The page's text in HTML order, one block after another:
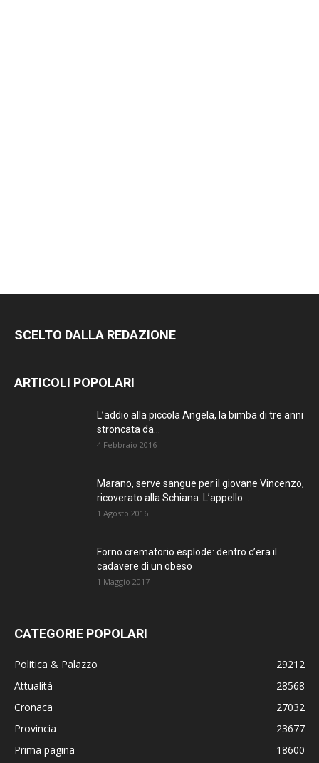
SCELTO DALLA REDAZIONE
ARTICOLI POPOLARI
L’addio alla piccola Angela, la bimba di tre anni
stroncata da...
4 Febbraio 2016
Marano, serve sangue per il giovane Vincenzo,
ricoverato alla Schiana. L’appello...
1 Agosto 2016
Forno crematorio esplode: dentro c’era il
cadavere di un obeso
1 Maggio 2017
CATEGORIE POPOLARI
Politica & Palazzo
29212
Attualità
28568
Cronaca
27032
Provincia
23677
Prima pagina
18600